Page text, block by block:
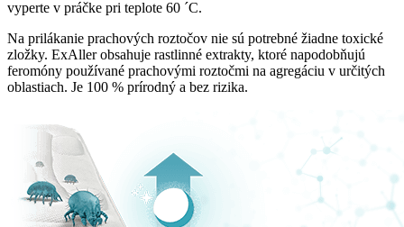
vyperte v práčke pri teplote 60 ´C.
Na prilákanie prachových roztočov nie sú potrebné žiadne toxické
zložky. ExAller obsahuje rastlinné extrakty, ktoré napodobňujú
feromóny používané prachovými roztočmi na agregáciu v určitých
oblastiach. Je 100 % prírodný a bez rizika.